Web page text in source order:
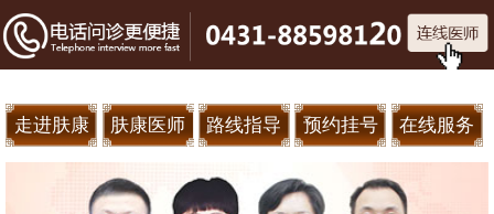
走进肤康 肤康医师 路线指导 预约挂号 在线服务